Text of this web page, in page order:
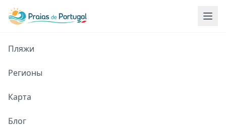
Пляжи
Регионы
Карта
Блог